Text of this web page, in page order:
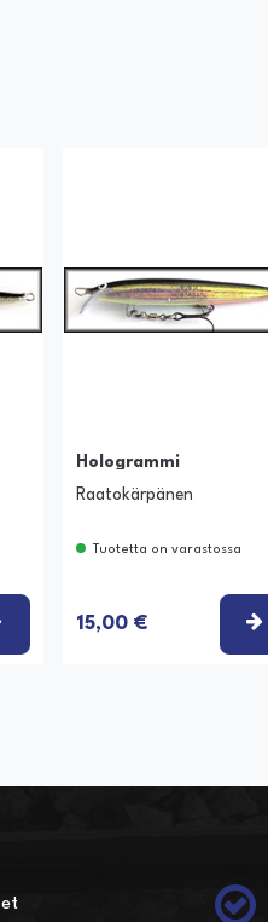
VALITSE VAIHTOEHTO
Hologrammi
Raatokärpänen
Tuotetta on varastossa
15,00 €